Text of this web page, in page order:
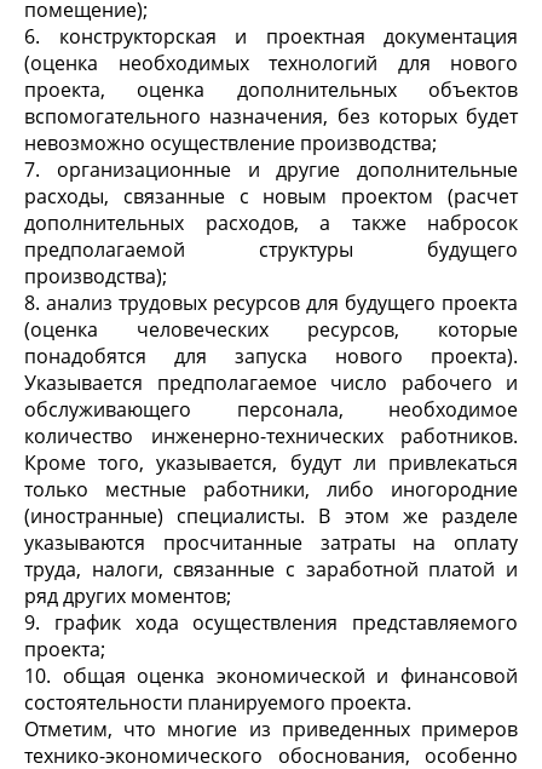
помещение);
6. конструкторская и проектная документация
(оценка необходимых технологий для нового
проекта, оценка дополнительных объектов
вспомогательного назначения, без которых будет
невозможно осуществление производства;
7. организационные и другие дополнительные
расходы, связанные с новым проектом (расчет
дополнительных расходов, а также набросок
предполагаемой структуры будущего
производства);
8. анализ трудовых ресурсов для будущего проекта
(оценка человеческих ресурсов, которые
понадобятся для запуска нового проекта).
Указывается предполагаемое число рабочего и
обслуживающего персонала, необходимое
количество инженерно-технических работников.
Кроме того, указывается, будут ли привлекаться
только местные работники, либо иногородние
(иностранные) специалисты. В этом же разделе
указываются просчитанные затраты на оплату
труда, налоги, связанные с заработной платой и
ряд других моментов;
9. график хода осуществления представляемого
проекта;
10. общая оценка экономической и финансовой
состоятельности планируемого проекта.
Отметим, что многие из приведенных примеров
технико-экономического обоснования, особенно